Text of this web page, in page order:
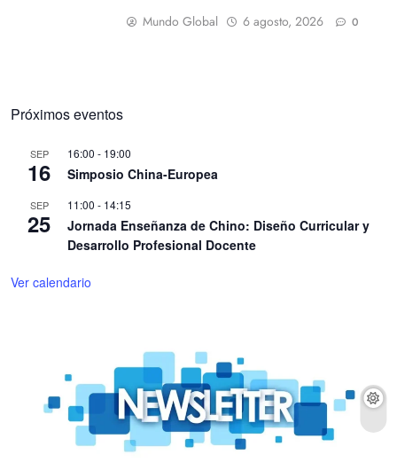
Mundo Global 6 agosto, 2026 0
Próximos eventos
SEP
16
16:00 - 19:00
Simposio China-Europea
SEP
25
11:00 - 14:15
Jornada Enseñanza de Chino: Diseño Curricular y
Desarrollo Profesional Docente
Ver calendario